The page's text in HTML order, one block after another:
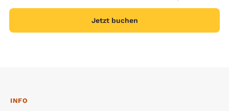
Jetzt buchen
INFO